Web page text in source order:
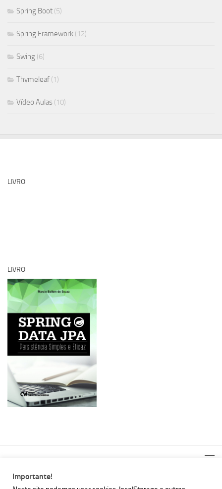
Spring Boot (5)
Spring Framework (12)
Swing (6)
Thymeleaf (1)
Vídeo Aulas (10)
LIVRO
LIVRO
Importante!